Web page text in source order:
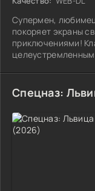
Супермен,
покоряет экраны
приключениями!
Спецназ: